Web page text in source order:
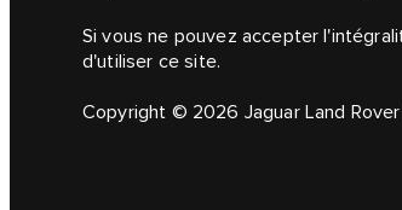
Si vous ne pouvez accepter
d'utiliser ce site.
Copyright © 2026 Jaguar Land